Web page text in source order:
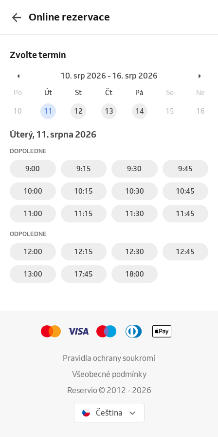
Online rezervace
Zvolte termín
10. srp 2026 - 16. srp 2026
Po Út St Čt Pá So Ne
10 11 12 13 14 15 16
úterý, 11. srpna 2026
DOPOLEDNE
9:00 9:15 9:30 9:45
10:00 10:15 10:30 10:45
11:00 11:15 11:30 11:45
ODPOLEDNE
12:00 12:15 12:30 12:45
13:00 17:45 18:00
Pravidla ochrany soukromí
Všeobecné podmínky
Reservio © 2012 - 2026
Čeština